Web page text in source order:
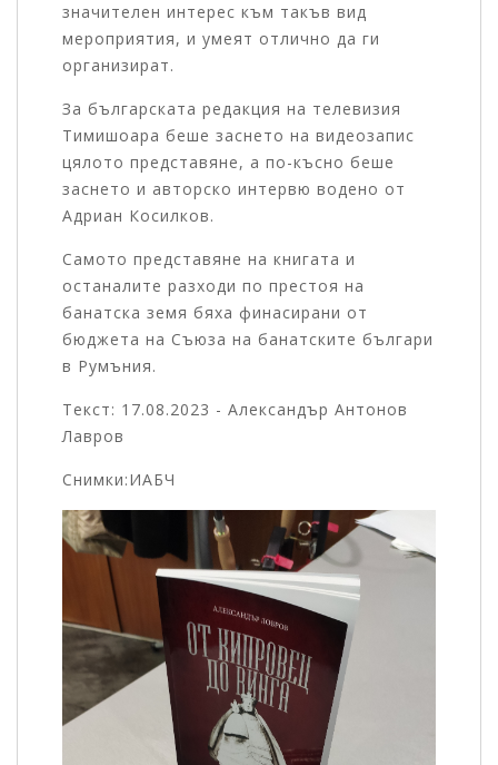
значителен интерес към такъв вид
мероприятия, и умеят отлично да ги
организират.
За българската редакция на телевизия
Тимишоара беше заснето на видеозапис
цялото представяне, а по-късно беше
заснето и авторско интервю водено от
Адриан Косилков.
Самото представяне на книгата и
останалите разходи по престоя на
банатска земя бяха финасирани от
бюджета на Съюза на банатските българи
в Румъния.
Текст: 17.08.2023 - Александър Антонов
Лавров
Снимки:ИАБЧ